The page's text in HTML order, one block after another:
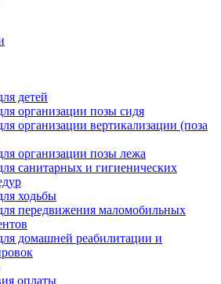
детей
организации позы сидя
организации вертикализации (поза
организации позы лежа
санитарных и гигиенических
ходьбы
передвижения маломобильных
домашней реабилитации и
оплаты